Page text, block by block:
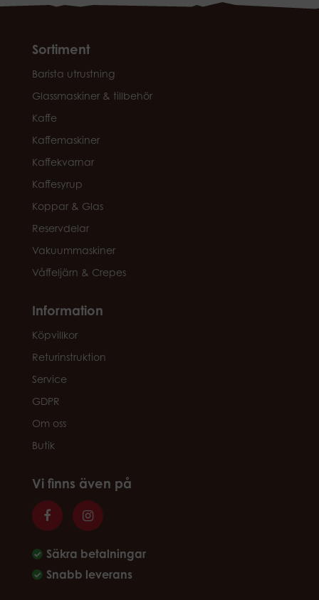
Sortiment
Barista utrustning
Glassmaskiner & tillbehör
Kaffe
Kaffemaskiner
Kaffekvarnar
Kaffesyrup
Koppar & Glas
Reservdelar
Vakuummaskiner
Våffeljärn & Crepes
Information
Köpvillkor
Returinstruktion
Service
GDPR
Om oss
Butik
Vi finns även på
Säkra betalningar
Snabb leverans